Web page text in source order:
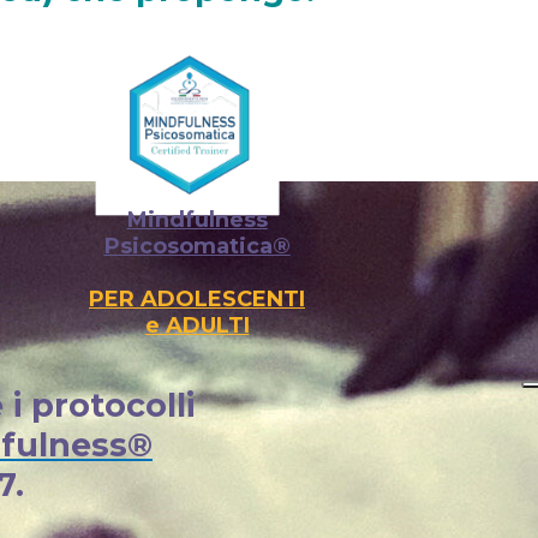
Mindfulness
Psicosomatica®
PER ADOLESCENTI
e ADULTI
i protocolli
anche a scuola o in azienda" }, { "@type":
e Consapevolezza Emotiva Pavia", "url":
in/manuelacrovatto",
professionista/manuela-crovatto",
"https://podcasts.apple.com/us/podcast/senza-
Emotiva per bambini, adolescenti, adulti |